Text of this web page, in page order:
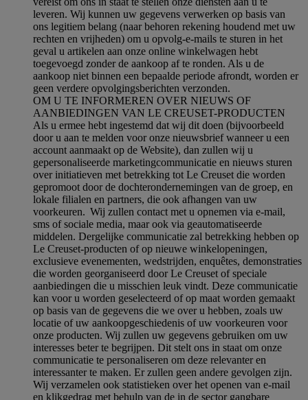
leveren. Wij kunnen uw gegevens verwerken op basis van
ons legitiem belang (naar behoren rekening houdend met uw
rechten en vrijheden) om u opvolg-e-mails te sturen in het
geval u artikelen aan onze online winkelwagen hebt
toegevoegd zonder de aankoop af te ronden. Als u de
aankoop niet binnen een bepaalde periode afrondt, worden er
geen verdere opvolgingsberichten verzonden.
OM U TE INFORMEREN OVER NIEUWS OF
AANBIEDINGEN VAN LE CREUSET-PRODUCTEN
Als u ermee hebt ingestemd dat wij dit doen (bijvoorbeeld
door u aan te melden voor onze nieuwsbrief wanneer u een
account aanmaakt op de Website), dan zullen wij u
gepersonaliseerde marketingcommunicatie en nieuws sturen
over initiatieven met betrekking tot Le Creuset die worden
gepromoot door de dochterondernemingen van de groep, en
lokale filialen en partners, die ook afhangen van uw
voorkeuren. Wij zullen contact met u opnemen via e-mail,
sms of sociale media, maar ook via geautomatiseerde
middelen. Dergelijke communicatie zal betrekking hebben op
Le Creuset-producten of op nieuwe winkelopeningen,
exclusieve evenementen, wedstrijden, enquêtes, demonstraties
die worden georganiseerd door Le Creuset of speciale
aanbiedingen die u misschien leuk vindt. Deze communicatie
kan voor u worden geselecteerd of op maat worden gemaakt
op basis van de gegevens die we over u hebben, zoals uw
locatie of uw aankoopgeschiedenis of uw voorkeuren voor
onze producten. Wij zullen uw gegevens gebruiken om uw
interesses beter te begrijpen. Dit stelt ons in staat om onze
communicatie te personaliseren om deze relevanter en
interessanter te maken. Er zullen geen andere gevolgen zijn.
Wij verzamelen ook statistieken over het openen van e-mail
en klikgedrag met behulp van de in de sector gangbare